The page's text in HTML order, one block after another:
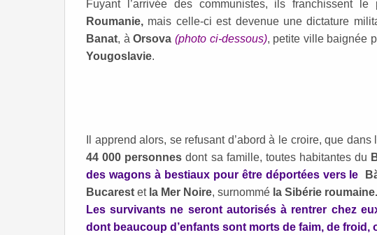
Fuyant l’arrivée des communistes, ils franchissent
Roumanie, mais celle-ci est devenue une dictature
Banat, àOrsova (photo ci-dessous), petite ville baignée
Yougoslavie.
Il apprend alors, se refusant d’abord à le croire, que dans
44 000 personnes dont sa famille, toutes habitantes du
des wagons à bestiaux pour être déportées vers le
Bucarest et la Mer Noire, surnommé la Sibérie roumaine.
Les survivants ne seront autorisés à rentrer chez
dont beaucoup d’enfants sont morts de faim, de froid,